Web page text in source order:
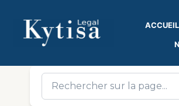
ACCUEIL